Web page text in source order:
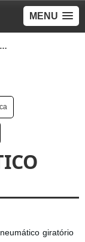
MENU
Rodízio pneumático giratório 350x8
giratório